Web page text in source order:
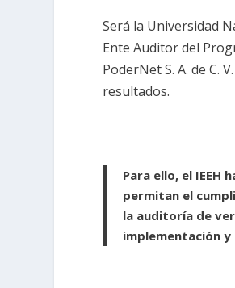
Será la Universidad
Ente Auditor del
PoderNet S. A. de C.
resultados.
Para ello, el IEEH
permitan el
la auditoría de
implementación y